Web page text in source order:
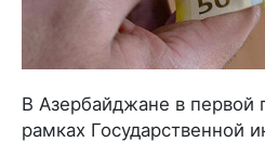
В Азербайджане в первой
рамках Государственной